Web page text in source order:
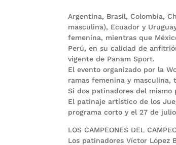
Argentina, Brasil, Colombia,
masculina), Ecuador y
femenina, mientras que
Perú, en su calidad de
vigente de Panam Sport.
El evento organizado por la
ramas femenina y masculina,
Si dos patinadores del
El patinaje artístico de los
programa corto y el 27 de
LOS CAMPEONES DEL
Los patinadores Víctor López